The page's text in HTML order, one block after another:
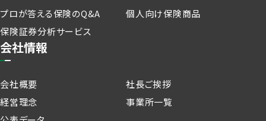
プロが答える保険のQ&A
個人向け保険商品
保険証券分析サービス
会社情報
会社概要
社長ご挨拶
経営理念
事業所一覧